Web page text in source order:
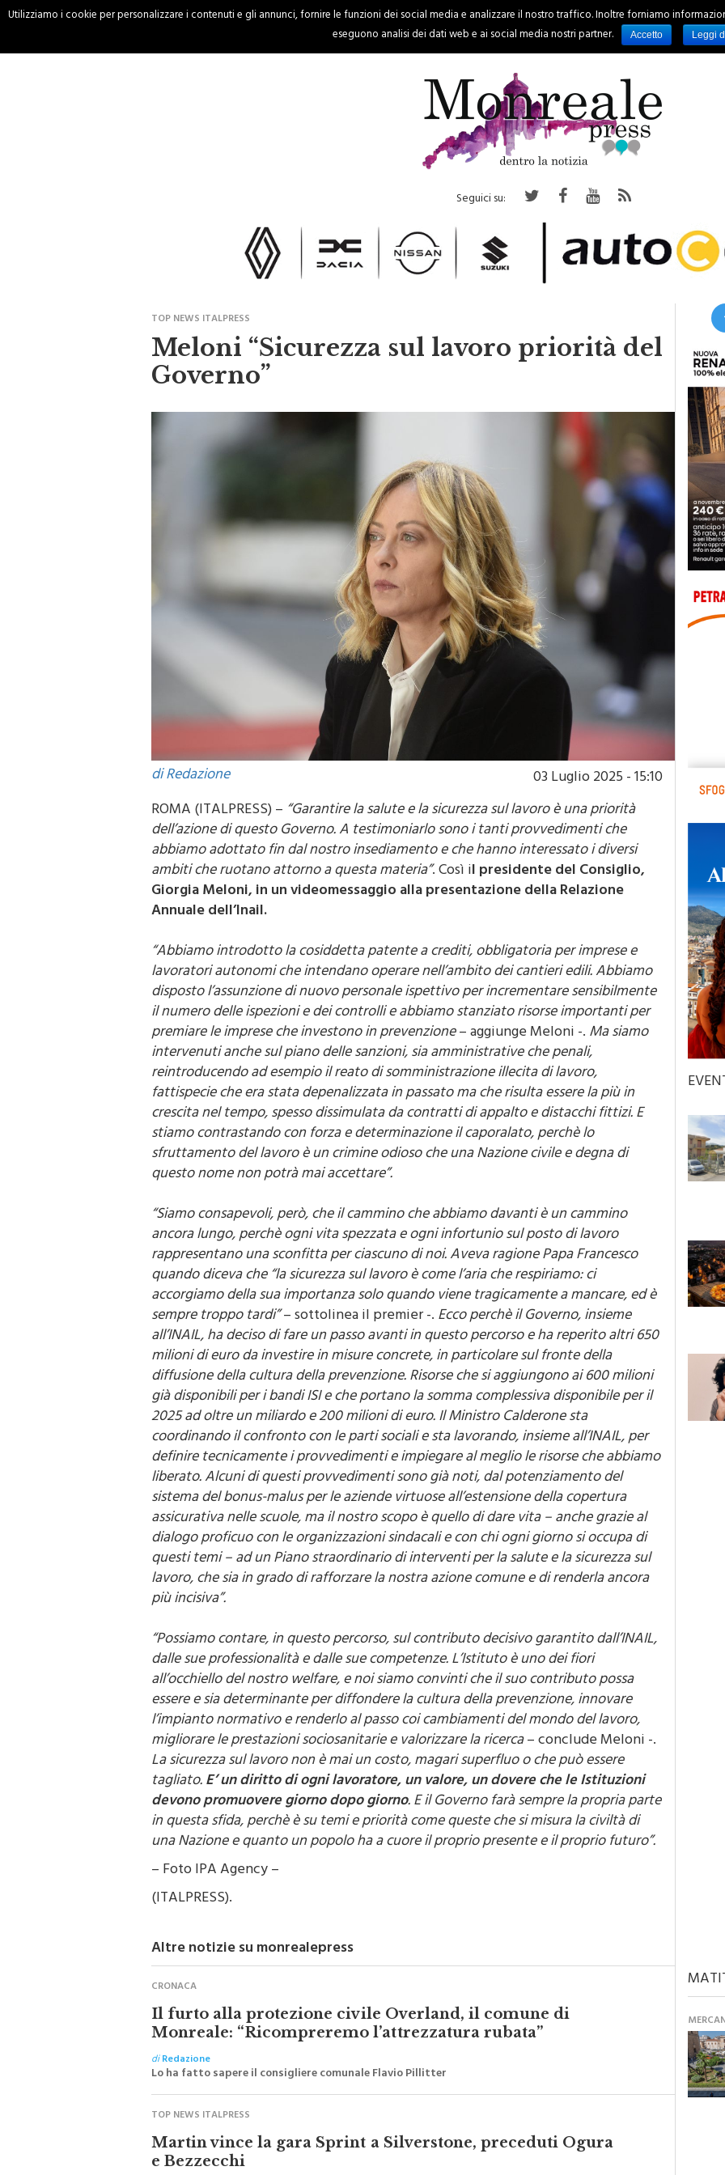
HOME CRONACA PALERMO REGIONE EVENTI RUBRICHE SPORT
Seguici su:
TOP NEWS ITALPRESS
Meloni “Sicurezza sul lavoro priorità del
Governo”
di Redazione
03 Luglio 2025 - 15:10
ROMA (ITALPRESS) – “Garantire la salute e la sicurezza sul lavoro è una priorità
dell’azione di questo Governo. A testimoniarlo sono i tanti provvedimenti che
abbiamo adottato fin dal nostro insediamento e che hanno interessato i diversi
ambiti che ruotano attorno a questa materia”. Così il presidente del Consiglio,
Giorgia Meloni, in un videomessaggio alla presentazione della Relazione
Annuale dell’Inail.
“Abbiamo introdotto la cosiddetta patente a crediti, obbligatoria per imprese e
lavoratori autonomi che intendano operare nell’ambito dei cantieri edili. Abbiamo
disposto l’assunzione di nuovo personale ispettivo per incrementare sensibilmente
il numero delle ispezioni e dei controlli e abbiamo stanziato risorse importanti per
premiare le imprese che investono in prevenzione– aggiunge Meloni -.Ma siamo
intervenuti anche sul piano delle sanzioni, sia amministrative che penali,
reintroducendo ad esempio il reato di somministrazione illecita di lavoro,
fattispecie che era stata depenalizzata in passato ma che risulta essere la più in
crescita nel tempo, spesso dissimulata da contratti di appalto e distacchi fittizi. E
stiamo contrastando con forza e determinazione il caporalato, perchè lo
sfruttamento del lavoro è un crimine odioso che una Nazione civile e degna di
questo nome non potrà mai accettare”.
“Siamo consapevoli, però, che il cammino che abbiamo davanti è un cammino
ancora lungo, perchè ogni vita spezzata e ogni infortunio sul posto di lavoro
rappresentano una sconfitta per ciascuno di noi. Aveva ragione Papa Francesco
quando diceva che “la sicurezza sul lavoro è come l’aria che respiriamo: ci
accorgiamo della sua importanza solo quando viene tragicamente a mancare, ed è
sempre troppo tardi”– sottolinea il premier -. Ecco perchè il Governo, insieme
all’INAIL, ha deciso di fare un passo avanti in questo percorso e ha reperito altri 650
milioni di euro da investire in misure concrete, in particolare sul fronte della
diffusione della cultura della prevenzione. Risorse che si aggiungono ai 600 milioni
già disponibili per i bandi ISI e che portano la somma complessiva disponibile per il
2025 ad oltre un miliardo e 200 milioni di euro. Il Ministro Calderone sta
coordinando il confronto con le parti sociali e sta lavorando, insieme all’INAIL, per
definire tecnicamente i provvedimenti e impiegare al meglio le risorse che abbiamo
liberato. Alcuni di questi provvedimenti sono già noti, dal potenziamento del
sistema del bonus-malus per le aziende virtuose all’estensione della copertura
assicurativa nelle scuole, ma il nostro scopo è quello di dare vita – anche grazie al
dialogo proficuo con le organizzazioni sindacali e con chi ogni giorno si occupa di
questi temi – ad un Piano straordinario di interventi per la salute e la sicurezza sul
lavoro, che sia in grado di rafforzare la nostra azione comune e di renderla ancora
più incisiva”.
“Possiamo contare, in questo percorso, sul contributo decisivo garantito dall’INAIL,
dalle sue professionalità e dalle sue competenze. L’Istituto è uno dei fiori
all’occhiello del nostro welfare, e noi siamo convinti che il suo contributo possa
essere e sia determinante per diffondere la cultura della prevenzione, innovare
l’impianto normativo e renderlo al passo coi cambiamenti del mondo del lavoro,
migliorare le prestazioni sociosanitarie e valorizzare la ricerca– conclude Meloni -.
La sicurezza sul lavoro non è mai un costo, magari superfluo o che può essere
tagliato.E’ un diritto di ogni lavoratore, un valore, un dovere che le Istituzioni
devono promuovere giorno dopo giorno. E il Governo farà sempre la propria parte
in questa sfida, perchè è su temi e priorità come queste che si misura la civiltà di
una Nazione e quanto un popolo ha a cuore il proprio presente e il proprio futuro”.
– Foto IPA Agency –
(ITALPRESS).
Altre notizie su monrealepress
CRONACA
Il furto alla protezione civile Overland, il comune di
Monreale: “Ricompreremo l’attrezzatura rubata”
diRedazione
Lo ha fatto sapere il consigliere comunale Flavio Pillitter
TOP NEWS ITALPRESS
Martin vince la gara Sprint a Silverstone, preceduti Ogura
e Bezzecchi
Utilizziamo i cookie per personalizzare i contenuti e gli annunci, fornire le funzioni dei social media e analizzare il nostro traffico. Inoltre forniamo
eseguono analisi dei dati web e ai social media nostri partner.
Accetto Leggi